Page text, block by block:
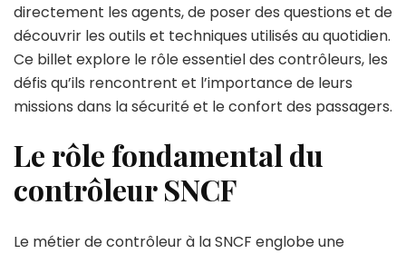
directement les agents, de poser des questions et de
découvrir les outils et techniques utilisés au quotidien.
Ce billet explore le rôle essentiel des contrôleurs, les
défis qu’ils rencontrent et l’importance de leurs
missions dans la sécurité et le confort des passagers.
Le rôle fondamental du
contrôleur SNCF
Le métier de contrôleur à la SNCF englobe une